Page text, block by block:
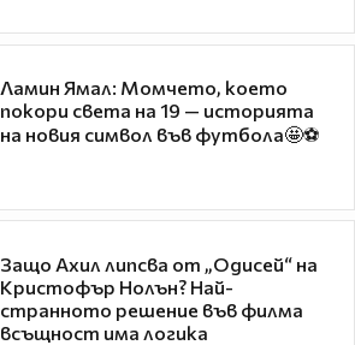
Ламин Ямал: Момчето, което
покори света на 19 — историята
на новия символ във футбола🤩⚽
Защо Ахил липсва от „Одисей“ на
Кристофър Нолън? Най-
странното решение във филма
всъщност има логика